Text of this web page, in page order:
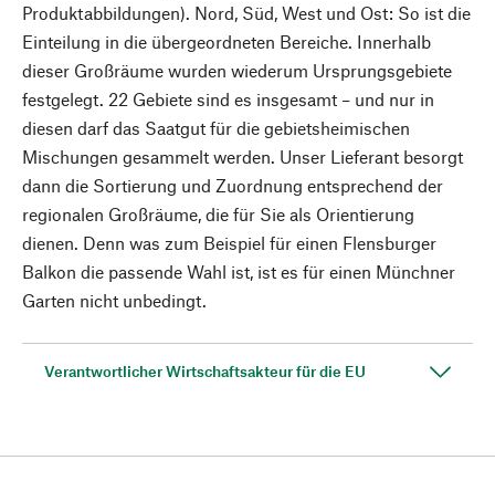
Produktabbildungen). Nord, Süd, West und Ost: So ist die
Einteilung in die übergeordneten Bereiche. Innerhalb
dieser Großräume wurden wiederum Ursprungsgebiete
festgelegt. 22 Gebiete sind es insgesamt – und nur in
diesen darf das Saatgut für die gebietsheimischen
Mischungen gesammelt werden. Unser Lieferant besorgt
dann die Sortierung und Zuordnung entsprechend der
regionalen Großräume, die für Sie als Orientierung
dienen. Denn was zum Beispiel für einen Flensburger
Balkon die passende Wahl ist, ist es für einen Münchner
Garten nicht unbedingt.
Verantwortlicher Wirtschaftsakteur für die EU